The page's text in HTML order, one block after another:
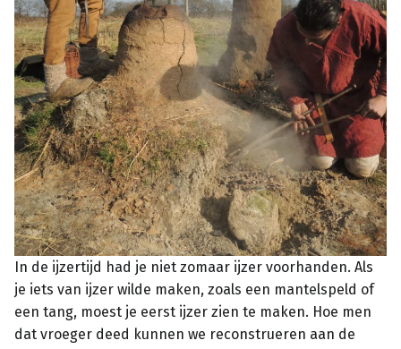
In de ijzertijd had je niet zomaar ijzer voorhanden. Als
je iets van ijzer wilde maken, zoals een mantelspeld of
een tang, moest je eerst ijzer zien te maken. Hoe men
dat vroeger deed kunnen we reconstrueren aan de